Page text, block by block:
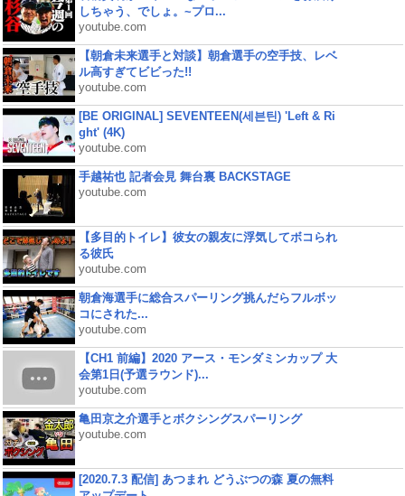
しちゃう、でしょ。~プロ...
youtube.com
【朝倉未来選手と対談】朝倉選手の空手技、レベ
ル高すぎてビビった!!
youtube.com
[BE ORIGINAL] SEVENTEEN(세븐틴) 'Left & Ri
ght' (4K)
youtube.com
手越祐也 記者会見 舞台裏 BACKSTAGE
youtube.com
【多目的トイレ】彼女の親友に浮気してボコられ
る彼氏
youtube.com
朝倉海選手に総合スパーリング挑んだらフルボッ
コにされた...
youtube.com
【CH1 前編】2020 アース・モンダミンカップ 大
会第1日(予選ラウンド)...
youtube.com
亀田京之介選手とボクシングスパーリング
youtube.com
[2020.7.3 配信] あつまれ どうぶつの森 夏の無料